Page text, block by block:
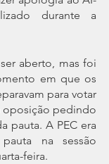
durante a
aberto, mas foi
em que os
para votar
oposição pedindo
pauta. A PEC era
na sessão
feira.